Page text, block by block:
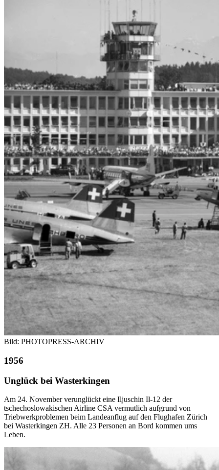
Bild: PHOTOPRESS-ARCHIV
1956
Unglück bei Wasterkingen
Am 24. November verunglückt eine Iljuschin Il-12 der
tschechoslowakischen Airline CSA vermutlich aufgrund von
Triebwerkproblemen beim Landeanflug auf den Flughafen Zürich
bei Wasterkingen ZH. Alle 23 Personen an Bord kommen ums
Leben.